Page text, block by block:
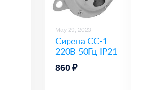
May 29, 2023
Сирена СС-1
220В 50Гц IP21
860 ₽